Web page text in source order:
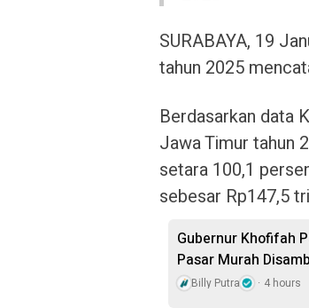
SURABAYA, 19
tahun 2025
Berdasarkan data
Jawa Timur tahun
setara 100,1
sebesar Rp147,5
Gubernur Khofifah
Pasar Murah
Billy Putra 4 hours